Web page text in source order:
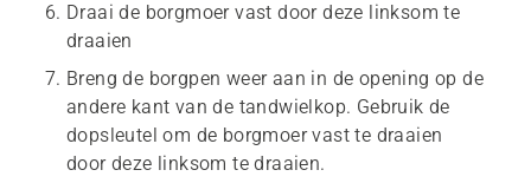
Draai de borgmoer vast door deze linksom te
draaien
Breng de borgpen weer aan in de opening op de
andere kant van de tandwielkop. Gebruik de
dopsleutel om de borgmoer vast te draaien
door deze linksom te draaien.